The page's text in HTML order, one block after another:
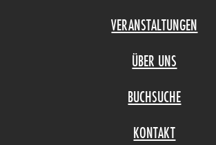
VERANSTALTUNGEN
ÜBER UNS
BUCHSUCHE
KONTAKT